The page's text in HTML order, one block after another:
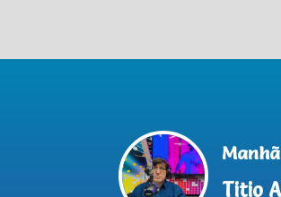
Titio